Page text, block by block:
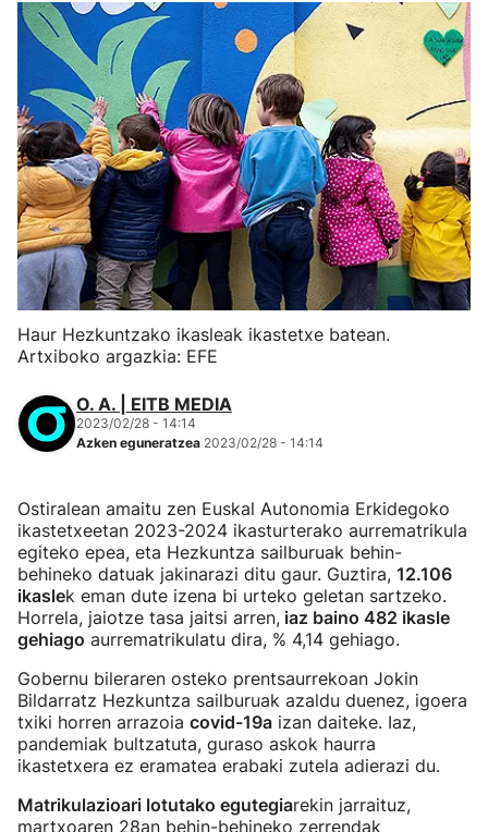
Haur Hezkuntzako ikasleak ikastetxe batean.
Artxiboko argazkia: EFE
O. A. | EITB MEDIA
2023/02/28 - 14:14
Azken eguneratzea 2023/02/28 - 14:14
Ostiralean amaitu zen Euskal Autonomia Erkidegoko
ikastetxeetan 2023-2024 ikasturterako aurrematrikula
egiteko epea, eta Hezkuntza sailburuak behin-
behineko datuak jakinarazi ditu gaur. Guztira, 12.106
ikaslek eman dute izena bi urteko geletan sartzeko.
Horrela, jaiotze tasa jaitsi arren, iaz baino 482 ikasle
gehiago aurrematrikulatu dira, % 4,14 gehiago.
Gobernu bileraren osteko prentsaurrekoan Jokin
Bildarratz Hezkuntza sailburuak azaldu duenez, igoera
txiki horren arrazoia covid-19a izan daiteke. Iaz,
pandemiak bultzatuta, guraso askok haurra
ikastetxera ez eramatea erabaki zutela adierazi du.
Matrikulazioari lotutako egutegiarekin jarraituz,
martxoaren 28an behin-behineko zerrendak